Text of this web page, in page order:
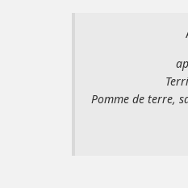
Pomme de terre,